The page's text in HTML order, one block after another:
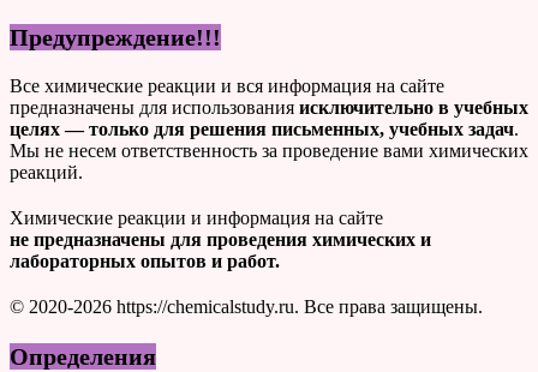
Предупреждение!!!
Все химические реакции и вся информация на сайте
предназначены для использования исключительно в учебных
целях — только для решения письменных, учебных задач.
Мы не несем ответственность за проведение вами химических
реакций.
Химические реакции и информация на сайте
не предназначены для проведения химических и
лабораторных опытов и работ.
© 2020-2026 https://chemicalstudy.ru. Все права защищены.
Определения